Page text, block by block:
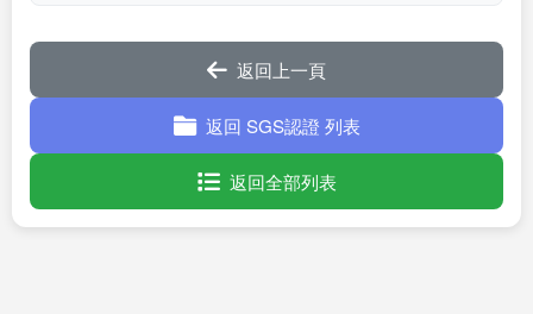
返回上一頁
返回 SGS認證 列表
返回全部列表